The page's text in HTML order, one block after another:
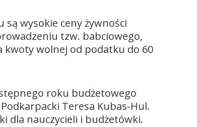
są wysokie ceny żywności
tzw. babciowego,
kwoty wolnej od podatku do 60
roku budżetowego
Teresa Kubas-Hul.
dla nauczycieli i budżetówki.